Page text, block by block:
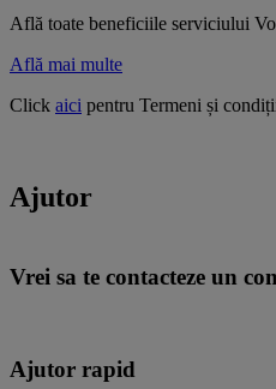
Află toate beneficiile serviciului
Află mai multe
Click aici pentru Termeni și
Ajutor
Vrei sa te contacteze un
Ajutor rapid